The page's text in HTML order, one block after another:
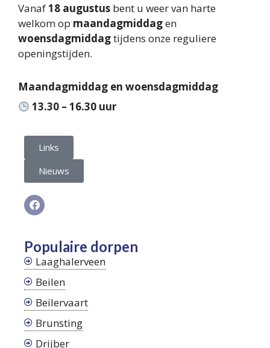
Vanaf18 augustus bent u weer van harte
welkom op maandagmiddagen
woensdagmiddagtijdens onze reguliere
openingstijden.
Maandagmiddag en woensdagmiddag
13.30 – 16.30 uur
Links
Nieuws
Populaire dorpen
Laaghalerveen
Beilen
Beilervaart
Brunsting
Drijber